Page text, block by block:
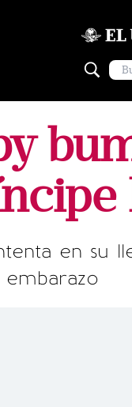
en su